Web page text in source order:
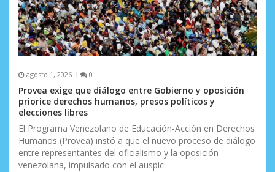
agosto 1, 2026 0
Provea exige que diálogo entre Gobierno y oposición
priorice derechos humanos, presos políticos y
elecciones libres
El Programa Venezolano de Educación-Acción en Derechos
Humanos (Provea) instó a que el nuevo proceso de diálogo
entre representantes del oficialismo y la oposición
venezolana, impulsado con el auspic